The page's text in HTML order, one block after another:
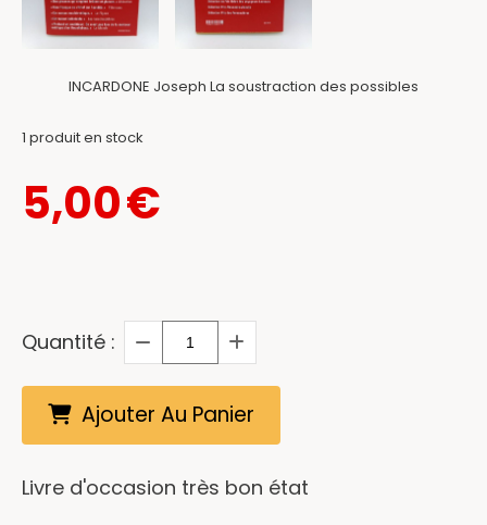
INCARDONE Joseph La soustraction des possibles
5,00€
1 produit en stock
Quantité :
Ajouter Au Panier
Livre d'occasion très bon état